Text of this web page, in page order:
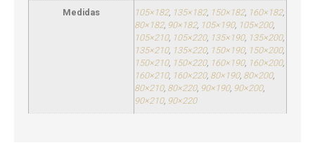
Medidas 105×182, 135×182, 150×182, 160×182,
80×182, 90×182, 105×190, 105×200,
105×210, 105×220, 135×190, 135×200,
135×210, 135×220, 150×190, 150×200,
150×210, 150×220, 160×190, 160×200,
160×210, 160×220, 80×190, 80×200,
80×210, 80×220, 90×190, 90×200,
90×210, 90×220